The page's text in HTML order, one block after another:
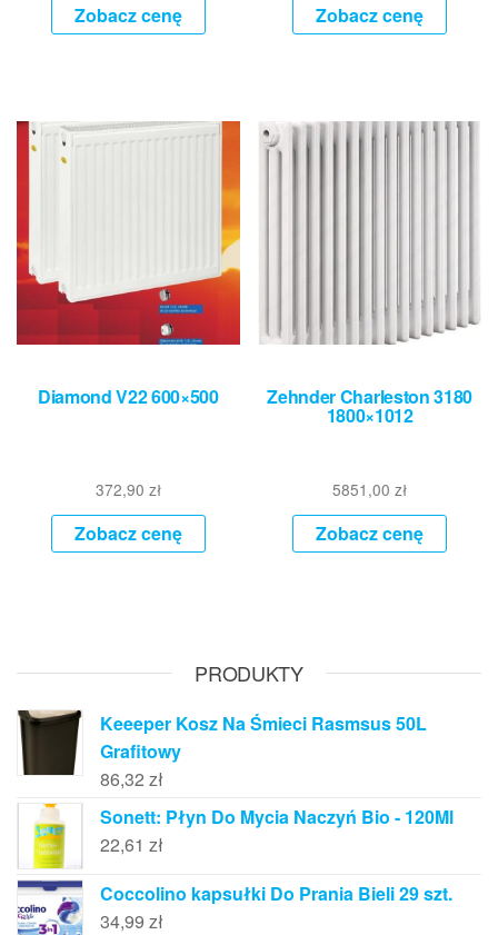
Zobacz cenę Zobacz cenę
Diamond V22 600×500
372,90 zł
Zobacz cenę
Zehnder Charleston 3180
1800×1012
5851,00zł
Zobacz cenę
PRODUKTY
Keeeper Kosz Na Śmieci Rasmsus 50L
Grafitowy
86,32 zł
Sonett: Płyn Do Mycia Naczyń Bio - 120Ml
22,61 zł
Coccolino kapsułki Do Prania Bieli 29 szt.
34,99 zł